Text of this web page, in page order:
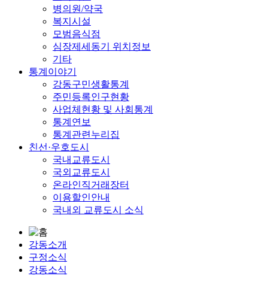
병의원/약국
복지시설
모범음식점
심장제세동기 위치정보
기타
통계이야기
강동구민생활통계
주민등록인구현황
사업체현황 및 사회통계
통계연보
통계관련누리집
친선·우호도시
국내교류도시
국외교류도시
온라인직거래장터
이용할인안내
국내외 교류도시 소식
강동소개
구정소식
강동소식